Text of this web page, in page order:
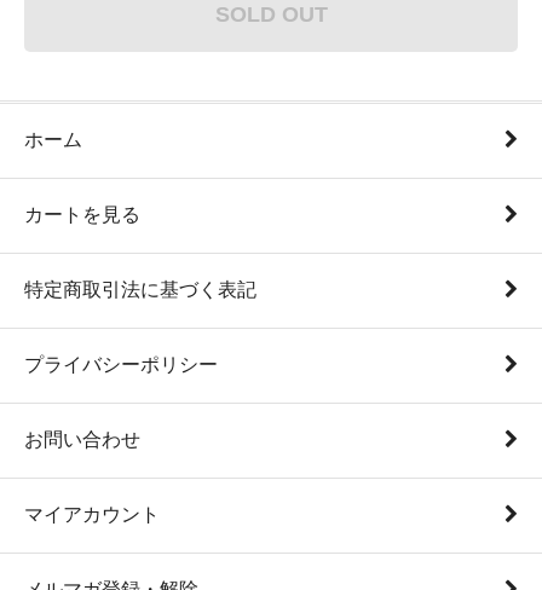
SOLD OUT
ホーム
カートを見る
特定商取引法に基づく表記
プライバシーポリシー
お問い合わせ
マイアカウント